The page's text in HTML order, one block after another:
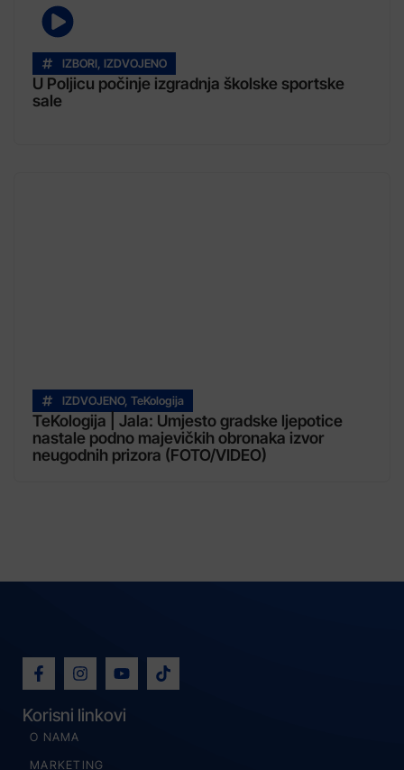
IZBORI IZDVOJENO
U Poljicu počinje izgradnja školske sportske
sale
IZDVOJENO, TeKologija
TeKologija | Jala: Umjesto gradske ljepotice
nastale podno majevičkih obronaka izvor
neugodnih prizora (FOTO/VIDEO)
Korisni linkovi
O NAMA
MARKETING